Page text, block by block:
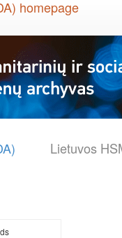
Lietuvos